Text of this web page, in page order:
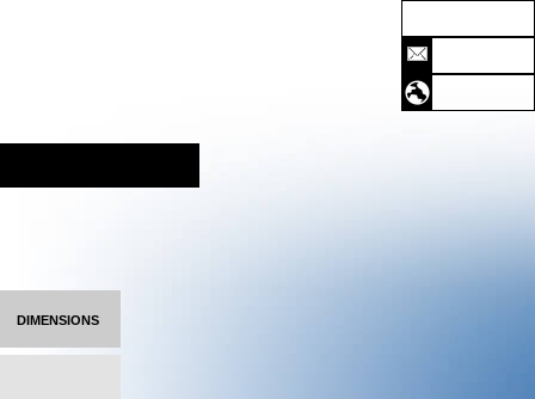
dimensions